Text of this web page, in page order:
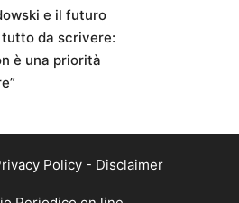
e il futuro
da scrivere:
è una priorità
Policy- Disclaimer